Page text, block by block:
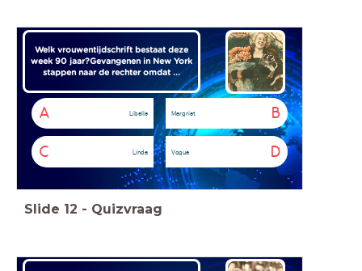
Welk vrouwentijdschrift bestaat deze
week 90 jaar?Gevangenen in New York
stappen naar de rechter omdat ...
A Libelle B
Margriet
C Linda D
Vogue
Slide 12 - Quizvraag